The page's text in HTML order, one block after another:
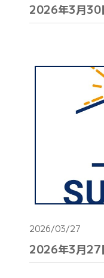
ZOOM打ち合わせ
※営業
2026年3月
2026/03/27
2026年3月